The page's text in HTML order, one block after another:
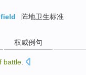
阵地卫生标准
权威例句
battle.